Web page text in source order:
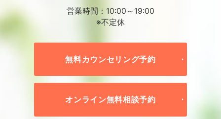
営業時間：10:00～19:00
※不定休
無料カウンセリング予約
オンライン無料相談予約